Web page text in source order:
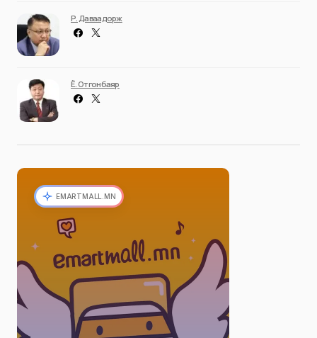
Р. Даваадорж
Ё. Отгонбаяр
EMARTMALL.MN